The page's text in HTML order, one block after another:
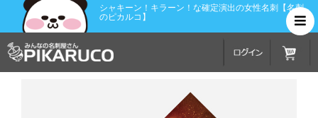
シャキーン！キラーン！な確定演出の女性名刺【名刺
のピカルコ】